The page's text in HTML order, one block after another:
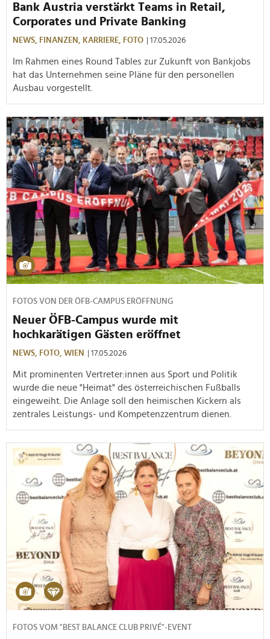
Bank Austria verstärkt Teams in Retail,
Corporates und Private Banking
NEWS, FINANZEN, KARRIERE, FOTO | 17.05.2026
Im Rahmen eines Round Tables zur Zukunft von Bankjobs
hat das Unternehmen seine Pläne für den personellen
Ausbau vorgestellt.
FOTOS VON DER ÖFB-CAMPUS ERÖFFNUNG
Neuer ÖFB-Campus wurde mit
hochkarätigen Gästen eröffnet
NEWS, FOTO, WIEN | 17.05.2026
Mit prominenten Vertreter:innen aus Sport und Politik
wurde die neue "Heimat" des österreichischen Fußballs
eingeweiht. Die Anlage soll den heimischen Kickern als
zentrales Leistungs- und Kompetenzzentrum dienen.
FOTOS VOM "BEST BALANCE CLUB PRIVÉ"-EVENT